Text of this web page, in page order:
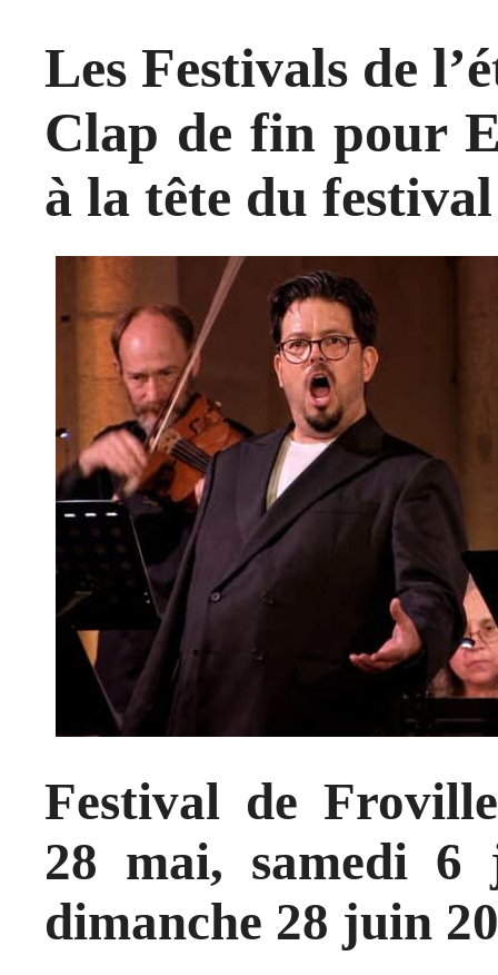
Les Festivals de
Clap de fin pour
à la tête du
Festival de
28 mai, samedi
dimanche 28 juin